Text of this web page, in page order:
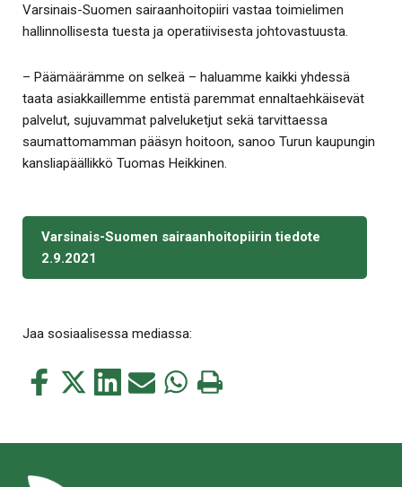
Varsinais-Suomen sairaanhoitopiiri vastaa toimielimen
hallinnollisesta tuesta ja operatiivisesta johtovastuusta.
– Päämäärämme on selkeä – haluamme kaikki yhdessä
taata asiakkaillemme entistä paremmat ennaltaehkäisevät
palvelut, sujuvammat palveluketjut sekä tarvittaessa
saumattomamman pääsyn hoitoon, sanoo Turun kaupungin
kansliapäällikkö Tuomas Heikkinen.
Varsinais-Suomen sairaanhoitopiirin tiedote
2.9.2021
Jaa sosiaalisessa mediassa:
Jaa
Jaa
Jaa Jaa Jaa Tulosta